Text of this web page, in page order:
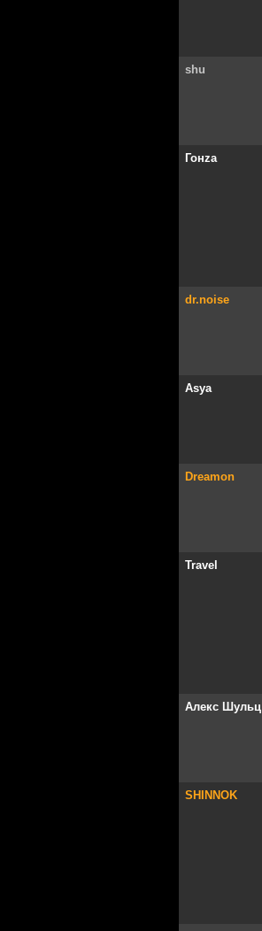
shu
Гонzа
dr.noise
Asya
Dreamon
Travel
Алекс Шульц
SHINNOK